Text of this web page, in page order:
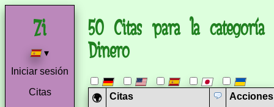
▾
Iniciar sesión
Citas
50 Citas para la categoría
Dinero
🌍 Citas Acciones